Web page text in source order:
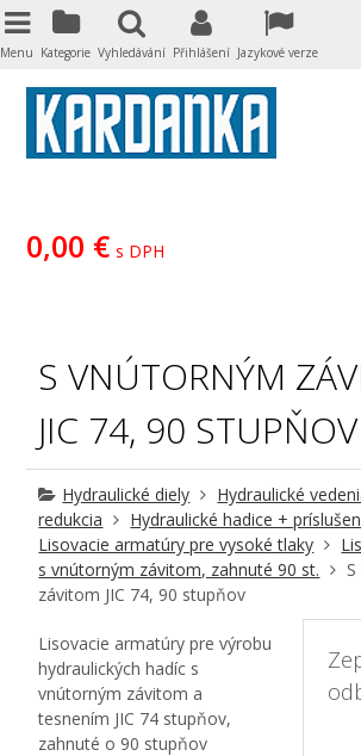
0,00 € s DPH
S VNÚTORNÝM
JIC 74, 90 STUPŇOV
Hydraulické diely
Hydraulické
redukcia
Hydraulické hadice +
Lisovacie armatúry pre vysoké tlaky
s vnútorným závitom, zahnuté 90 st.
závitom JIC 74, 90 stupňov
Lisovacie armatúry pre výrobu
hydraulických hadíc s
vnútorným závitom a
tesnením JIC 74 stupňov,
zahnuté o 90 stupňov
Menu Kategorie Vyhledávání Přihlášení Jazykové verze